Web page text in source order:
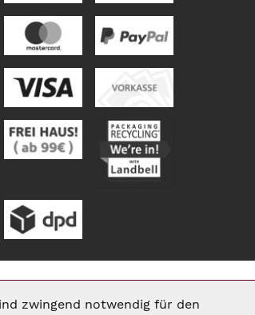
Aktiv
zwingend notwendig für den